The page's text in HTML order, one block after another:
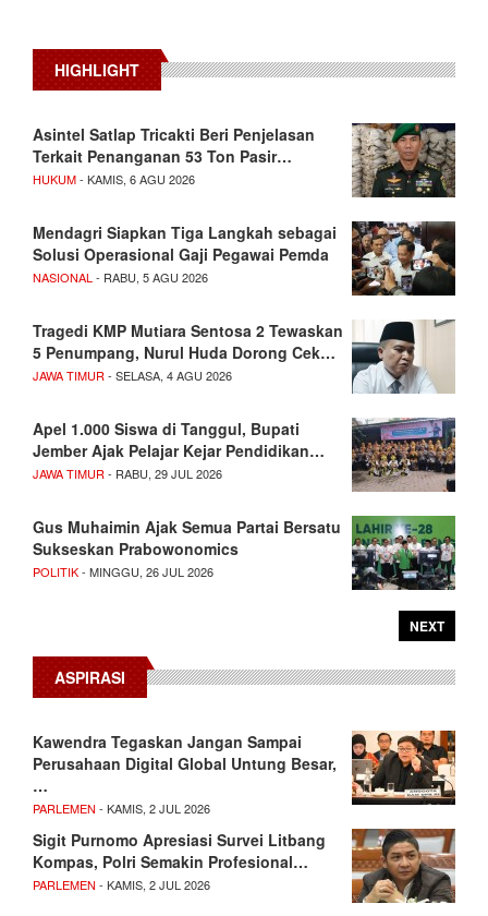
HIGHLIGHT
Asintel Satlap Tricakti Beri Penjelasan
Terkait Penanganan 53 Ton Pasir…
HUKUM- KAMIS, 6 AGU 2026
Mendagri Siapkan Tiga Langkah sebagai
Solusi Operasional Gaji Pegawai Pemda
NASIONAL - RABU, 5 AGU 2026
Tragedi KMP Mutiara Sentosa 2 Tewaskan
5 Penumpang, Nurul Huda Dorong Cek…
JAWA TIMUR - SELASA, 4 AGU 2026
Apel 1.000 Siswa di Tanggul, Bupati
Jember Ajak Pelajar Kejar Pendidikan…
JAWA TIMUR - RABU, 29 JUL 2026
Gus Muhaimin Ajak Semua Partai Bersatu
Sukseskan Prabowonomics
POLITIK- MINGGU, 26 JUL 2026
NEXT
ASPIRASI
Kawendra Tegaskan Jangan Sampai
Perusahaan Digital Global Untung Besar,
…
PARLEMEN - KAMIS, 2 JUL 2026
Sigit Purnomo Apresiasi Survei Litbang
Kompas, Polri Semakin Profesional…
PARLEMEN - KAMIS, 2 JUL 2026